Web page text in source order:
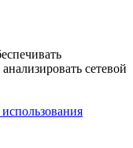
сетевой